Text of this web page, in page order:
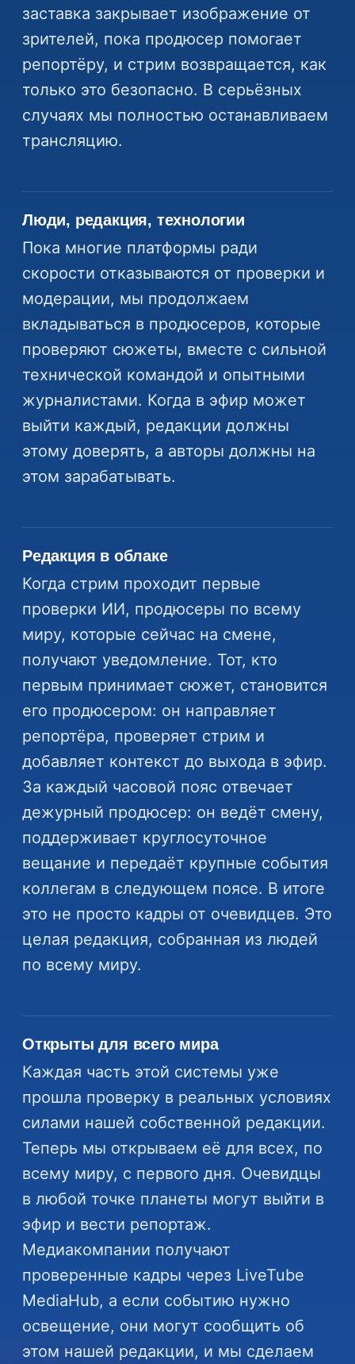
заставка закрывает изображение от
зрителей, пока продюсер помогает
репортёру, и стрим возвращается, как
только это безопасно. В серьёзных
случаях мы полностью останавливаем
трансляцию.
Люди, редакция, технологии
Пока многие платформы ради
скорости отказываются от проверки и
модерации, мы продолжаем
вкладываться в продюсеров, которые
проверяют сюжеты, вместе с сильной
технической командой и опытными
журналистами. Когда в эфир может
выйти каждый, редакции должны
этому доверять, а авторы должны на
этом зарабатывать.
Редакция в облаке
Когда стрим проходит первые
проверки ИИ, продюсеры по всему
миру, которые сейчас на смене,
получают уведомление. Тот, кто
первым принимает сюжет, становится
его продюсером: он направляет
репортёра, проверяет стрим и
добавляет контекст до выхода в эфир.
За каждый часовой пояс отвечает
дежурный продюсер: он ведёт смену,
поддерживает круглосуточное
вещание и передаёт крупные события
коллегам в следующем поясе. В итоге
это не просто кадры от очевидцев. Это
целая редакция, собранная из людей
по всему миру.
Открыты для всего мира
Каждая часть этой системы уже
прошла проверку в реальных условиях
силами нашей собственной редакции.
Теперь мы открываем её для всех, по
всему миру, с первого дня. Очевидцы
в любой точке планеты могут выйти в
эфир и вести репортаж.
Медиакомпании получают
проверенные кадры через LiveTube
MediaHub, а если событию нужно
освещение, они могут сообщить об
этом нашей редакции, и мы сделаем